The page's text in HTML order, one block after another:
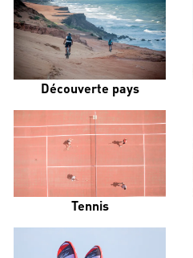
Découverte pays
Tennis